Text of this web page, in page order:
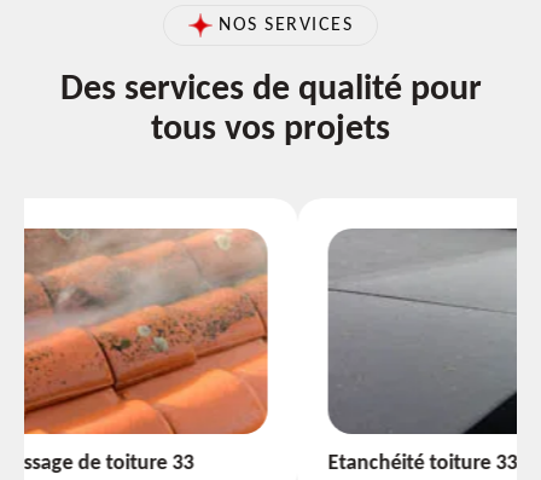
NOS SERVICES
Des services de qualité pour
tous vos projets
Etanchéité toiture 33